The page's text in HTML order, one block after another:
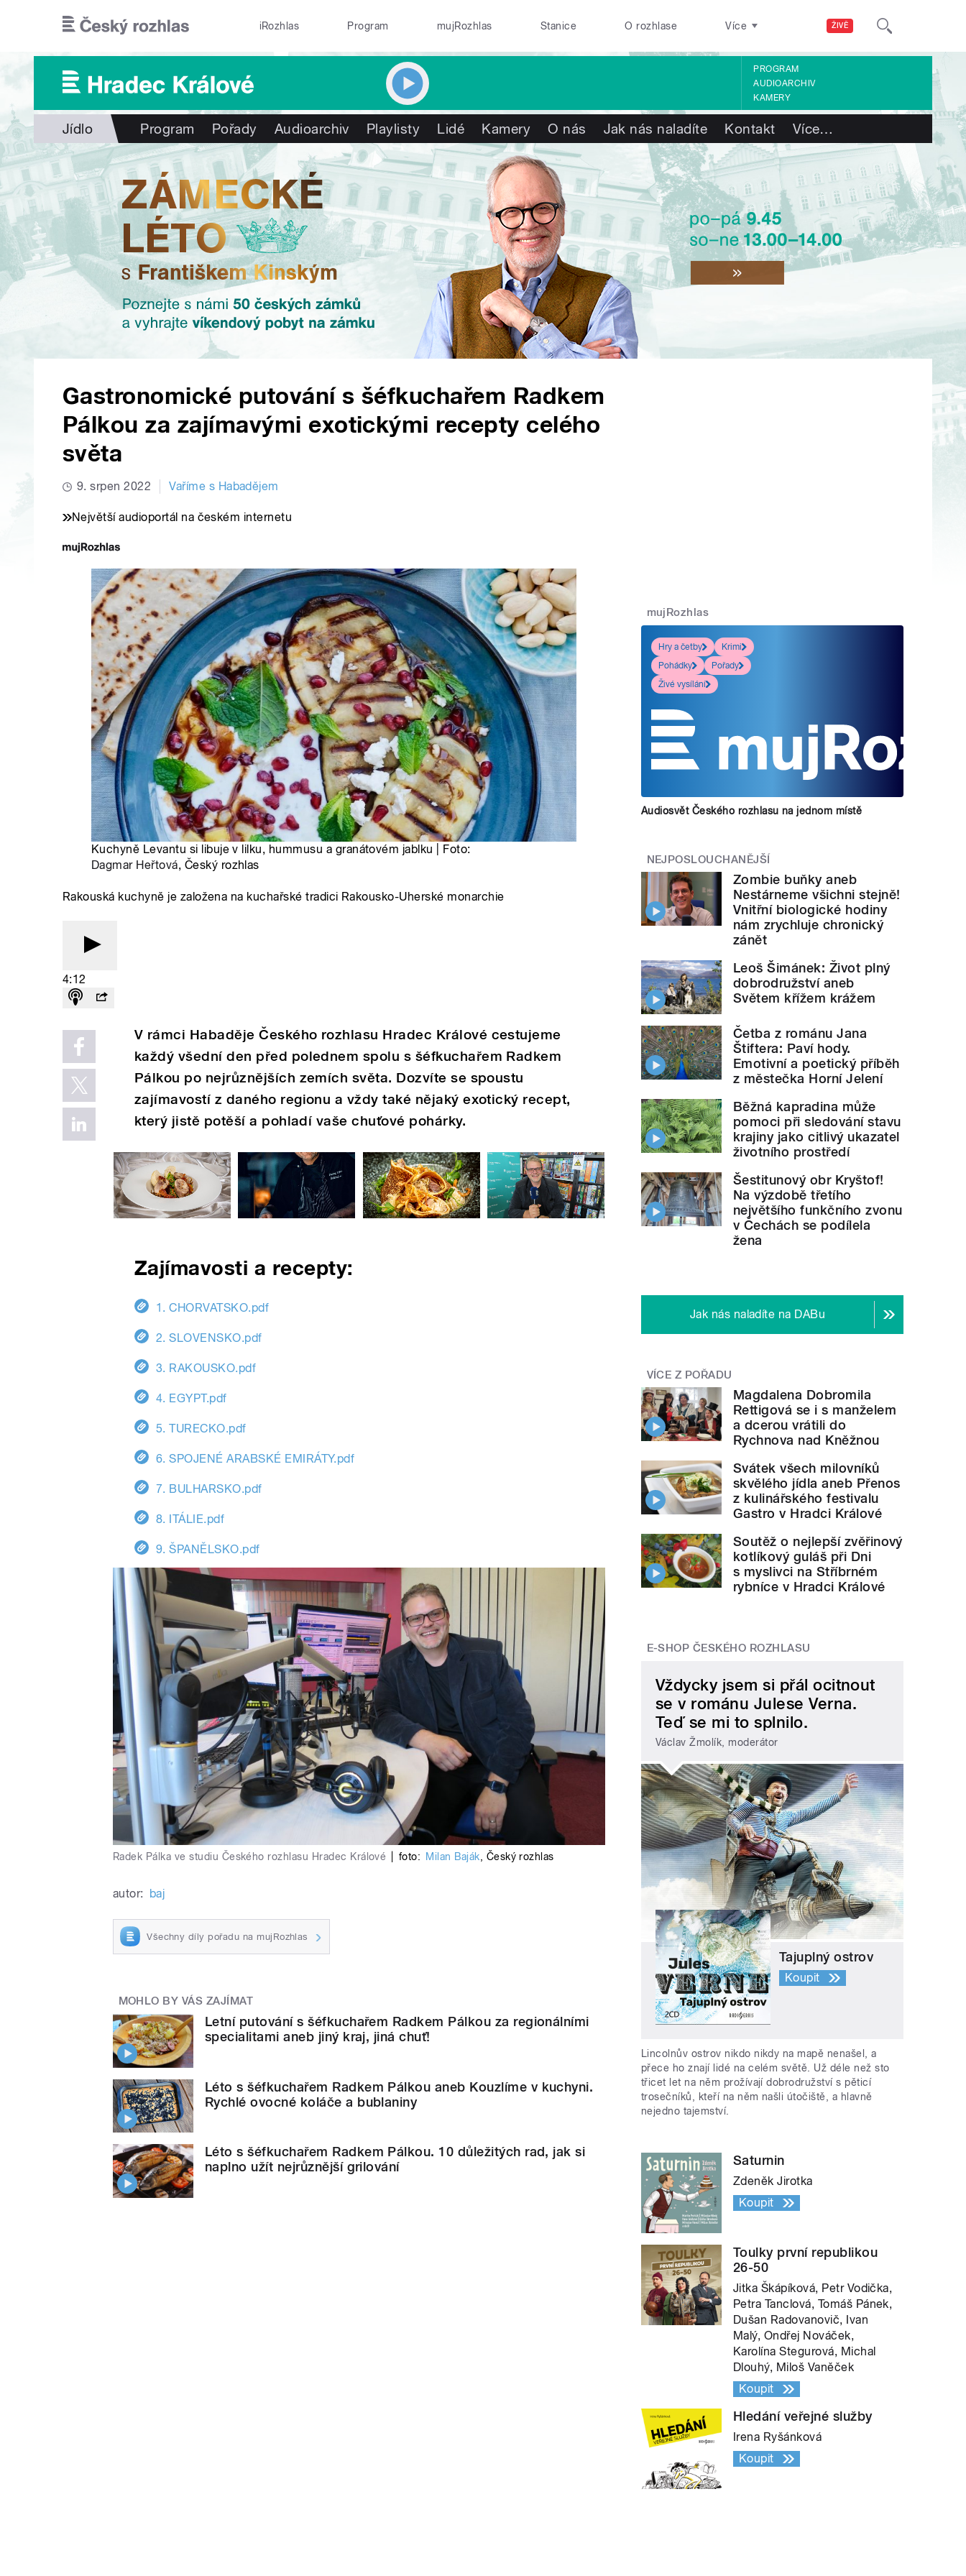
ŽIVĚ
iRozhlas Program mujRozhlas Stanice O rozhlase Více
PROGRAM
AUDIOARCHIV
KAMERY
Jídlo Program Pořady Audioarchiv Playlisty Lidé Kamery O nás Jak nás naladíte Kontakt Více…
Gastronomické putování s šéfkuchařem Radkem
Pálkou za zajímavými exotickými recepty celého
světa
9. srpen 2022 Vaříme s Habadějem
Největší audioportál na českém internetu
Kuchyně Levantu si libuje v lilku, hummusu a granátovém jablku | Foto:
Dagmar Heřtová, Český rozhlas
Rakouská kuchyně je založena na kuchařské tradici Rakousko-Uherské monarchie
4:12
V rámci Habaděje Českého rozhlasu Hradec Králové cestujeme
každý všední den před polednem spolu s šéfkuchařem Radkem
Pálkou po nejrůznějších zemích světa. Dozvíte se spoustu
zajímavostí z daného regionu a vždy také nějaký exotický recept,
který jistě potěší a pohladí vaše chuťové pohárky.
Zajímavosti a recepty:
1. CHORVATSKO.pdf
2. SLOVENSKO.pdf
3. RAKOUSKO.pdf
4. EGYPT.pdf
5. TURECKO.pdf
6. SPOJENÉ ARABSKÉ EMIRÁTY.pdf
7. BULHARSKO.pdf
8. ITÁLIE.pdf
9. ŠPANĚLSKO.pdf
Radek Pálka ve studiu Českého rozhlasu Hradec Králové foto: Milan Baják, Český rozhlas
autor: baj
Všechny díly pořadu na mujRozhlas
MOHLO BY VÁS ZAJÍMAT
Letní putování s šéfkuchařem Radkem Pálkou za regionálními
specialitami aneb jiný kraj, jiná chuť!
Léto s šéfkuchařem Radkem Pálkou aneb Kouzlíme v kuchyni.
Rychlé ovocné koláče a bublaniny
Léto s šéfkuchařem Radkem Pálkou. 10 důležitých rad, jak si
naplno užít nejrůznější grilování
mujRozhlas
Hry a četby
Krimi
Pohádky
Pořady
Živé vysílání
Audiosvět Českého rozhlasu na jednom místě
NEJPOSLOUCHANĚJŠÍ
Zombie buňky aneb
Nestárneme všichni stejně!
Vnitřní biologické hodiny
nám zrychluje chronický
zánět
Leoš Šimánek: Život plný
dobrodružství aneb
Světem křížem krážem
Četba z románu Jana
Štiftera: Paví hody.
Emotivní a poetický příběh
z městečka Horní Jelení
Běžná kapradina může
pomoci při sledování stavu
krajiny jako citlivý ukazatel
životního prostředí
Šestitunový obr Kryštof!
Na výzdobě třetího
největšího funkčního zvonu
v Čechách se podílela
žena
Jak nás naladíte na DABu
VÍCE Z POŘADU
Magdalena Dobromila
Rettigová se i s manželem
a dcerou vrátili do
Rychnova nad Kněžnou
Svátek všech milovníků
skvělého jídla aneb Přenos
z kulinářského festivalu
Gastro v Hradci Králové
Soutěž o nejlepší zvěřinový
kotlíkový guláš při Dni
s myslivci na Stříbrném
rybníce v Hradci Králové
E-SHOP ČESKÉHO ROZHLASU
Vždycky jsem si přál ocitnout
se v románu Julese Verna.
Teď se mi to splnilo.
Václav Žmolík, moderátor
Tajuplný ostrov
Koupit
Lincolnův ostrov nikdo nikdy na mapě nenašel, a
přece ho znají lidé na celém světě. Už déle než sto
třicet let na něm prožívají dobrodružství s pěticí
trosečníků, kteří na něm našli útočiště, a hlavně
nejedno tajemství.
Saturnin
Zdeněk Jirotka
Koupit
Toulky první republikou
26-50
Jitka Škápíková, Petr Vodička,
Petra Tanclová, Tomáš Pánek,
Dušan Radovanovič, Ivan
Malý, Ondřej Nováček,
Karolína Stegurová, Michal
Dlouhý, Miloš Vaněček
Koupit
Hledání veřejné služby
Irena Ryšánková
Koupit